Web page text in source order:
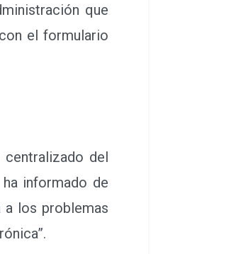
que
el formulario
del
informado de
a los problemas